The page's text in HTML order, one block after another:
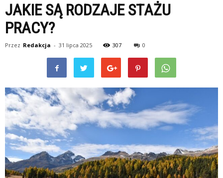
JAKIE SĄ RODZAJE STAŻU
PRACY?
Przez Redakcja - 31 lipca 2025 307 0